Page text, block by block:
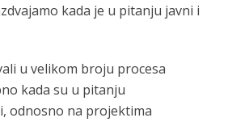
kada je u pitanju javni i
u velikom broju procesa
kada su u pitanju
odnosno na projektima